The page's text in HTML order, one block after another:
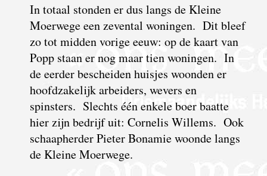
In totaal stonden er dus langs de Kleine
Moerwege een zevental woningen. Dit bleef
zo tot midden vorige eeuw: op de kaart van
Popp staan er nog maar tien woningen. In
de eerder bescheiden huisjes woonden er
hoofdzakelijk arbeiders, wevers en
spinsters. Slechts één enkele boer baatte
hier zijn bedrijf uit: Cornelis Willems. Ook
schaapherder Pieter Bonamie woonde langs
de Kleine Moerwege.